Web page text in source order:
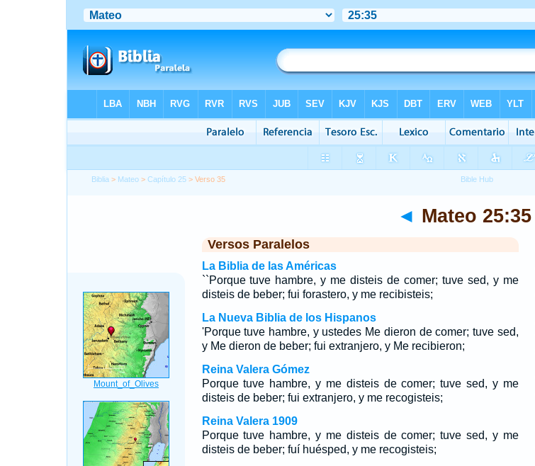
Biblia > Mateo >Capítulo 25 > Verso 35
◄ Mateo 25:35
Versos Paralelos
La Biblia de las Américas
``Porque tuve hambre, y me disteis de comer; tuve sed, y me
disteis de beber; fui forastero, y me recibisteis;
La Nueva Biblia de los Hispanos
'Porque tuve hambre, y ustedes Me dieron de comer; tuve sed,
y Me dieron de beber; fui extranjero, y Me recibieron;
Reina Valera Gómez
Porque tuve hambre, y me disteis de comer; tuve sed, y me
disteis de beber; fui extranjero, y me recogisteis;
Reina Valera 1909
Porque tuve hambre, y me disteis de comer; tuve sed, y me
disteis de beber; fuí huésped, y me recogisteis;